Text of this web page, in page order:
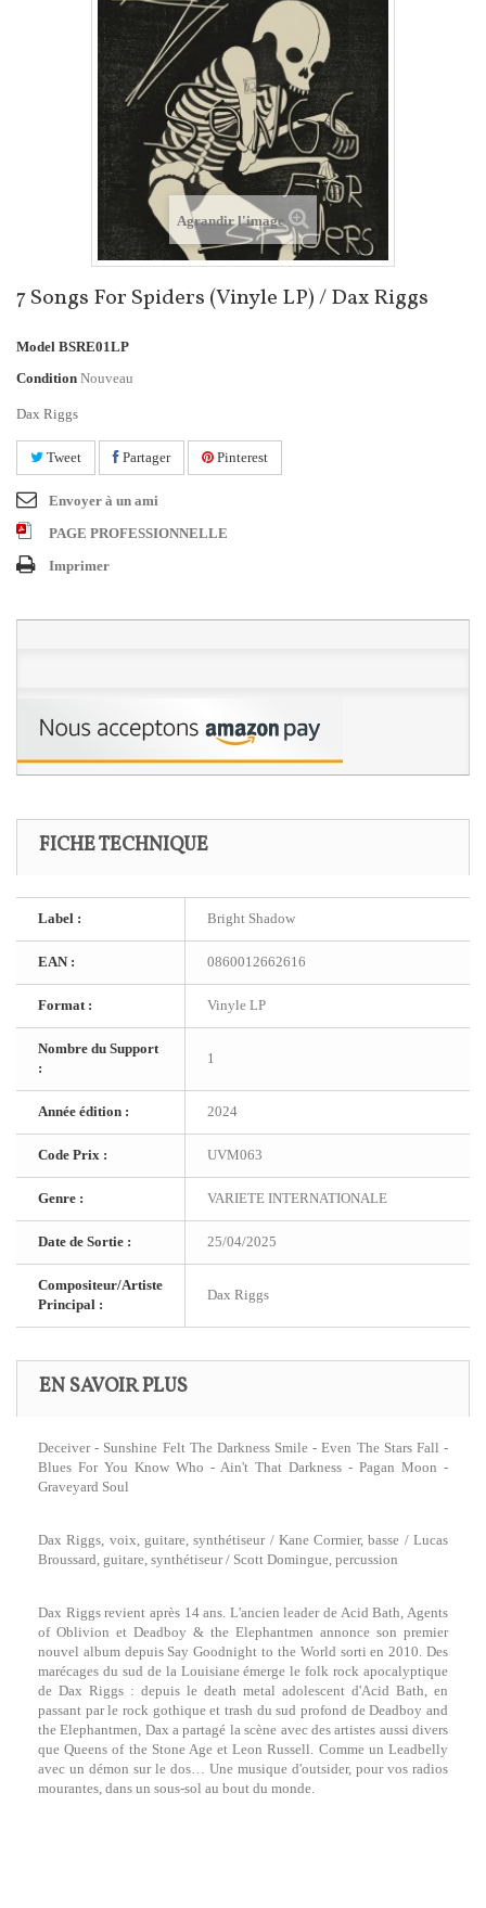
Agrandir l'image
7 Songs For Spiders (Vinyle LP) / Dax Riggs
Model BSRE01LP
Condition Nouveau
Dax Riggs
Tweet Partager Pinterest
Envoyer à un ami
PAGE PROFESSIONNELLE
Imprimer
FICHE TECHNIQUE
Label : Bright Shadow
EAN : 0860012662616
Format : Vinyle LP
Nombre du Support
:
1
Année édition : 2024
Code Prix : UVM063
Genre : VARIETE INTERNATIONALE
Date de Sortie : 25/04/2025
Compositeur/Artiste
Principal :
Dax Riggs
EN SAVOIR PLUS
Deceiver - Sunshine Felt The Darkness Smile - Even The Stars Fall -
Blues For You Know Who - Ain't That Darkness - Pagan Moon -
Graveyard Soul
Dax Riggs, voix, guitare, synthétiseur / Kane Cormier, basse / Lucas
Broussard, guitare, synthétiseur / Scott Domingue, percussion
Dax Riggs revient après 14 ans. L'ancien leader de Acid Bath, Agents
of Oblivion et Deadboy & the Elephantmen annonce son premier
nouvel album depuis Say Goodnight to the World sorti en 2010. Des
marécages du sud de la Louisiane émerge le folk rock apocalyptique
de Dax Riggs : depuis le death metal adolescent d'Acid Bath, en
passant par le rock gothique et trash du sud profond de Deadboy and
the Elephantmen, Dax a partagé la scène avec des artistes aussi divers
que Queens of the Stone Age et Leon Russell. Comme un Leadbelly
avec un démon sur le dos… Une musique d'outsider, pour vos radios
mourantes, dans un sous-sol au bout du monde.